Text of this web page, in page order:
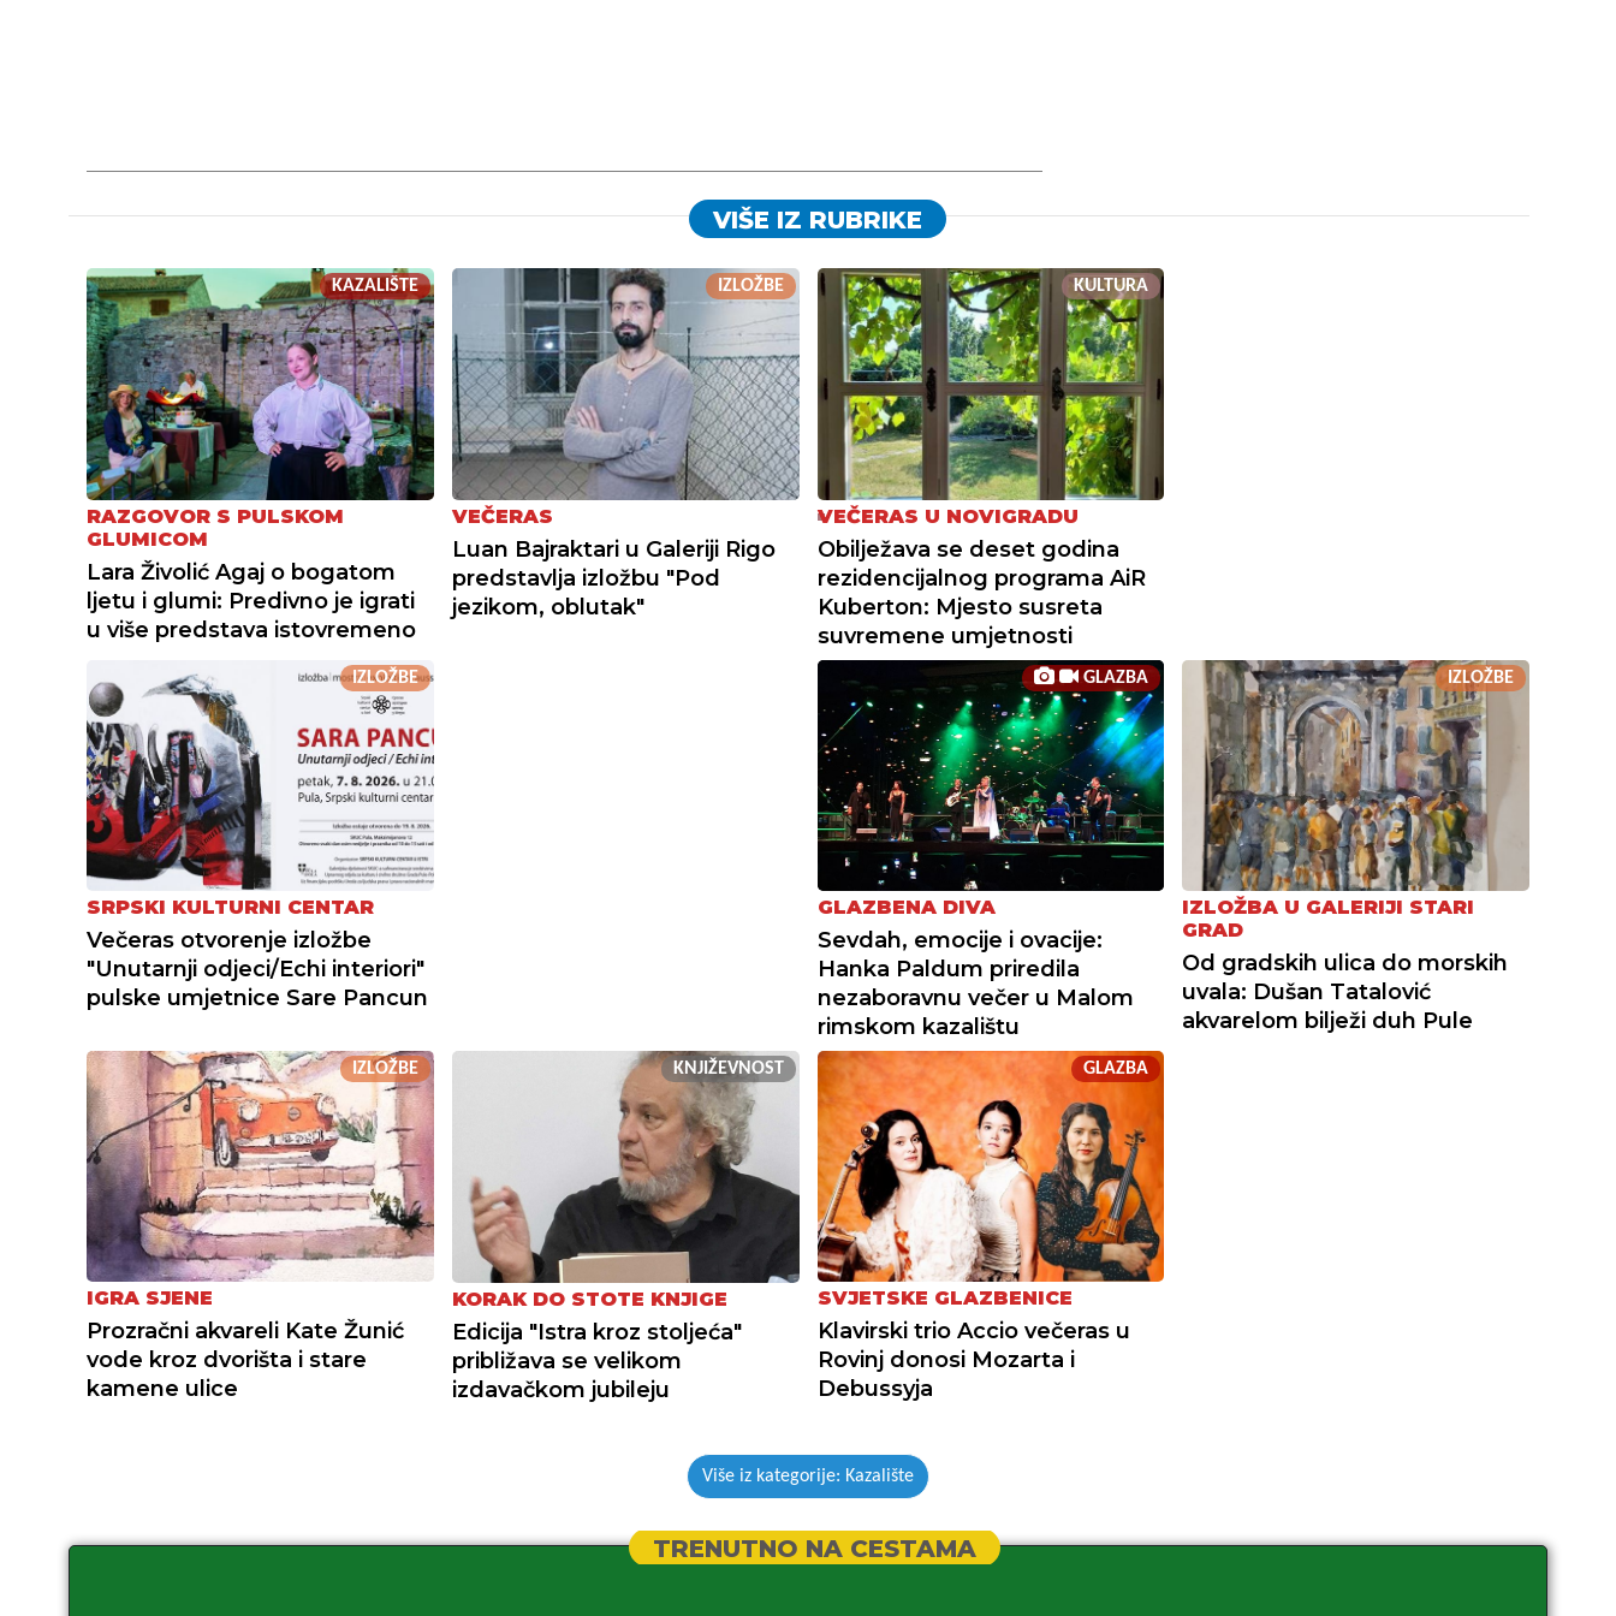
VIŠE IZ RUBRIKE
KAZALIŠTE
RAZGOVOR S PULSKOM
GLUMICOM
Lara Živolić Agaj o bogatom
ljetu i glumi: Predivno je igrati
u više predstava istovremeno
IZLOŽBE
VEČERAS
Luan Bajraktari u Galeriji Rigo
predstavlja izložbu "Pod
jezikom, oblutak"
KULTURA
VEČERAS U NOVIGRADU
Obilježava se deset godina
rezidencijalnog programa AiR
Kuberton: Mjesto susreta
suvremene umjetnosti
IZLOŽBE
SRPSKI KULTURNI CENTAR
Večeras otvorenje izložbe
"Unutarnji odjeci/Echi interiori"
pulske umjetnice Sare Pancun
GLAZBA
GLAZBENA DIVA
Sevdah, emocije i ovacije:
Hanka Paldum priredila
nezaboravnu večer u Malom
rimskom kazalištu
IZLOŽBE
IZLOŽBA U GALERIJI STARI
GRAD
Od gradskih ulica do morskih
uvala: Dušan Tatalović
akvarelom bilježi duh Pule
IZLOŽBE
IGRA SJENE
Prozračni akvareli Kate Žunić
vode kroz dvorišta i stare
kamene ulice
KNJIŽEVNOST
KORAK DO STOTE KNJIGE
Edicija "Istra kroz stoljeća"
približava se velikom
izdavačkom jubileju
GLAZBA
SVJETSKE GLAZBENICE
Klavirski trio Accio večeras u
Rovinj donosi Mozarta i
Debussyja
Više iz kategorije: Kazalište
TRENUTNO NA CESTAMA